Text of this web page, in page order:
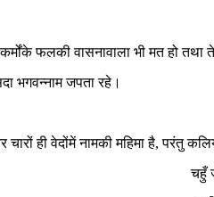
फलकी वासनावाला भी मत हो तथा
भगवन्नाम जपता रहे।
ही वेदोंमें नामकी महिमा है, परंतु
चहुँ